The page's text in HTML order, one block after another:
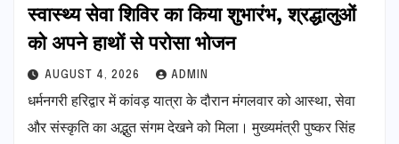
स्वास्थ्य सेवा शिविर का किया शुभारंभ, श्रद्धालुओं
को अपने हाथों से परोसा भोजन
AUGUST 4, 2026 ADMIN
धर्मनगरी हरिद्वार में कांवड़ यात्रा के दौरान मंगलवार को आस्था, सेवा
और संस्कृति का अद्भुत संगम देखने को मिला। मुख्यमंत्री पुष्कर सिंह